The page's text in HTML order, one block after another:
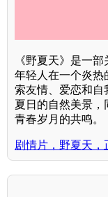
《野夏天》是一
年轻人在一个炎热
索友情、爱恋和自
夏日的自然美景
青春岁月的共鸣。
剧情片，野夏天，